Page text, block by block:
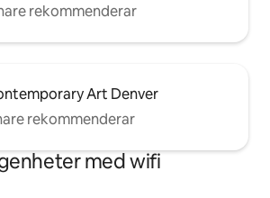
rekommenderar
Art Denver
rekommenderar
med wifi